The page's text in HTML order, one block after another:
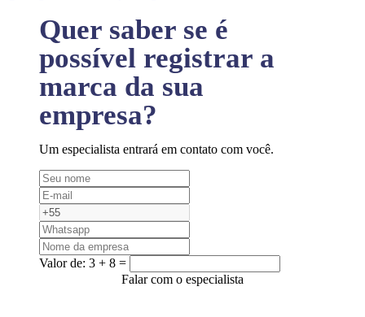
Quer saber se é
possível registrar a
marca da sua
empresa?
Um especialista entrará em contato com você.
Valor de: 3 + 8 =
Falar com o especialista